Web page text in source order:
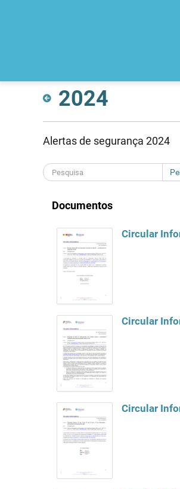
2024
Alertas de segurança 2024
Documentos
Circular
Circular
Circular